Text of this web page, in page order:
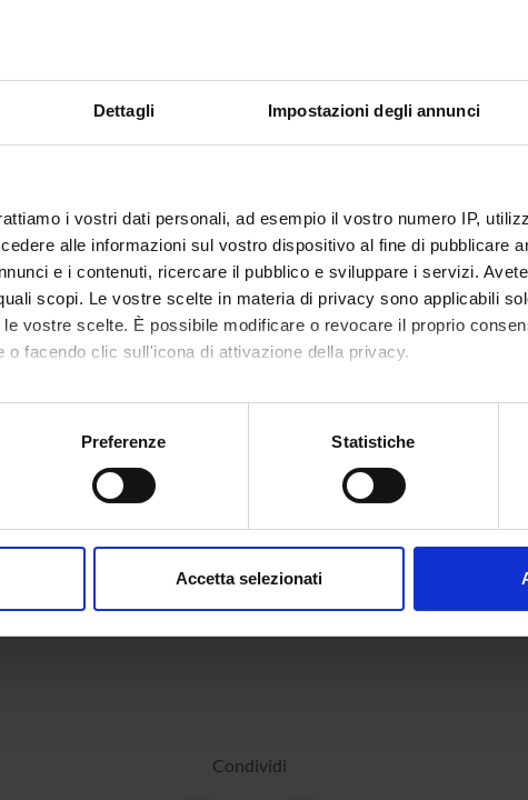
Dettagli Impostazioni degli annunci
i vostri dati personali, ad esempio il vostro numero IP,
alle informazioni sul vostro dispositivo al fine di pubblicare
e i contenuti, ricercare il pubblico e sviluppare i servizi.
scopi. Le vostre scelte in materia di privacy sono applicabili
vostre scelte. È possibile modificare o revocare il proprio
o facendo clic sull'icona di attivazione della privacy.
anche:
sulla tua posizione geografica, con un'approssimazione di
in qualsiasi momento dalla Dichiarazione sui cookie.
Preferenze Statistiche
Accetta selezionati
dell'Istruzione
e della
Finanziamento:assegnato e gestito dal
Programma:COFIN - Progetti di Ricerca di
AL PROGETTO
Falconi
Aldo
Condividi